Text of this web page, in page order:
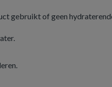
gebruikt of geen